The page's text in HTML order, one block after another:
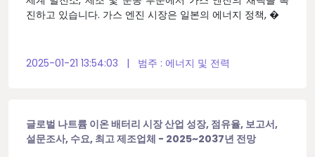
진하고 있습니다. 가스 엔진 시장은 일본의 에너지 정책, �
2025-01-21 13:54:03 | 범주 : 에너지 및 전력
글로벌 나트륨 이온 배터리 시장 산업 성장, 점유율, 보고서,
설문조사, 수요, 최고 제조업체 - 2025~2037년 전망